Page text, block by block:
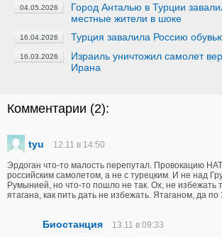
04.05.2026
Город Анталью в Турции
местные жители в шоке
16.04.2026 Турция завалила Россию
16.03.2026
Израиль уничтожил самолет
Ирана
Комментарии (2):
tyu 12.11 в 14:50
Эрдоган что-то малость перепутал. Провокацию
российским самолетом, а не с турецким. И не над
Румынией, но что-то пошло не так. Ох, не избежать
ятагана, как пить дать не избежать. Ятаганом, да по
Биостанция 13.11 в 09:33